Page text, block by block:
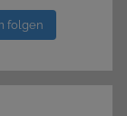
folgen